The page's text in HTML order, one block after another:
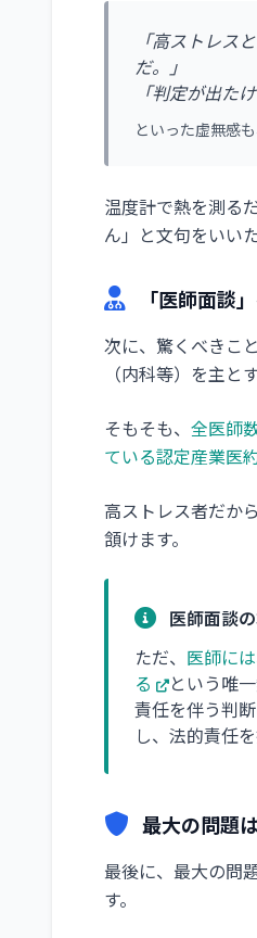
「高ストレス
だ。」
「判定が出た
といった虚無感
温度計で熱を測る
ん」と文句をいい
「医師面談
次に、驚くべきこ
（内科等）を主と
そもそも、 全医師
ている認定産業医
高ストレス者だか
頷けます。
医師面談
ただ、 医師に
る
という唯
責任を伴う判
し、法的責任
最大の問題
最後に、最大の問
す。